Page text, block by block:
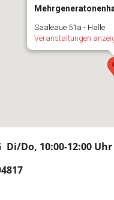
Saaleaue 51a - Halle
Veranstaltungen
Do, 10:00-12:00 Uhr